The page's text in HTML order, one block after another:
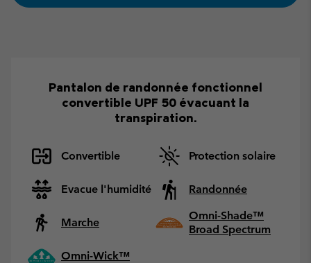
Pantalon de randonnée fonctionnel
convertible UPF 50 évacuant la
transpiration.
Convertible Protection solaire
Evacue l'humidité Randonnée
Marche
Omni-Shade™
Broad Spectrum
Omni-Wick™